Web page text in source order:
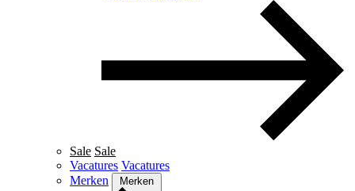
Sale Sale
Vacatures Vacatures
Merken
Merken